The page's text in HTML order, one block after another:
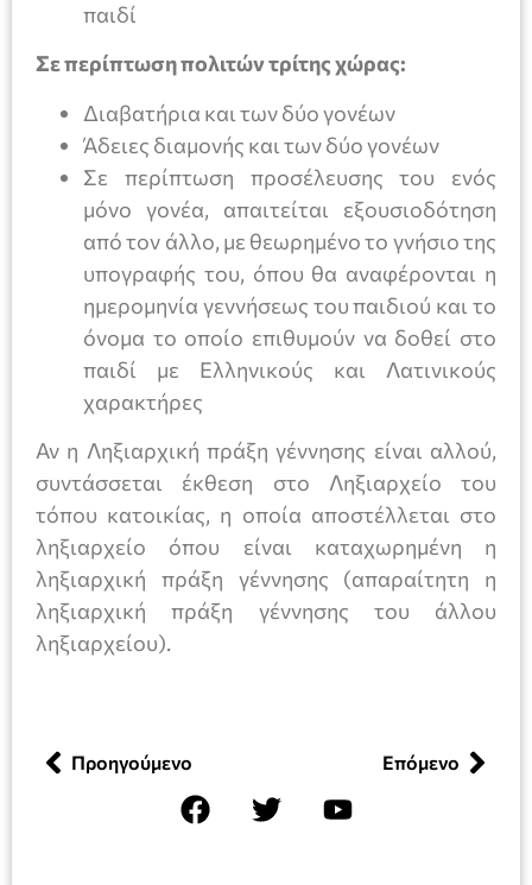
παιδί
Σε περίπτωση πολιτών τρίτης χώρας:
Διαβατήρια και των δύο γονέων
Άδειες διαμονής και των δύο γονέων
Σε περίπτωση προσέλευσης του ενός
μόνο γονέα, απαιτείται εξουσιοδότηση
από τον άλλο, με θεωρημένο το γνήσιο της
υπογραφής του, όπου θα αναφέρονται η
ημερομηνία γεννήσεως του παιδιού και το
όνομα το οποίο επιθυμούν να δοθεί στο
παιδί με Ελληνικούς και Λατινικούς
χαρακτήρες
Αν η Ληξιαρχική πράξη γέννησης είναι αλλού,
συντάσσεται έκθεση στο Ληξιαρχείο του
τόπου κατοικίας, η οποία αποστέλλεται στο
ληξιαρχείο όπου είναι καταχωρημένη η
ληξιαρχική πράξη γέννησης (απαραίτητη η
ληξιαρχική πράξη γέννησης του άλλου
ληξιαρχείου).
Προηγούμενο Επόμενο